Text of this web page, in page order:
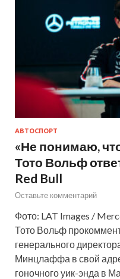
АВТОСПОРТ
«Не понимаю,
Тото Вольф
Red Bull
Оставьте комментарий
Фото: LAT Images /
Тото Вольф
генерального
Минцлаффа в свой
гоночного уик-энда в